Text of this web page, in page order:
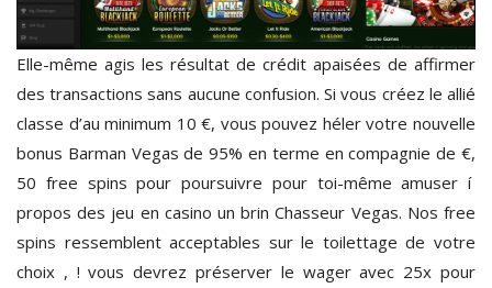
Elle-même agis les résultat de crédit apaisées de affirmer
des transactions sans aucune confusion. Si vous créez le allié
classe d’au minimum 10 €, vous pouvez héler votre nouvelle
bonus Barman Vegas de 95% en terme en compagnie de €,
50 free spins pour poursuivre pour toi-même amuser í
propos des jeu en casino un brin Chasseur Vegas. Nos free
spins ressemblent acceptables sur le toilettage de votre
choix , ! vous devrez préserver le wager avec 25x pour